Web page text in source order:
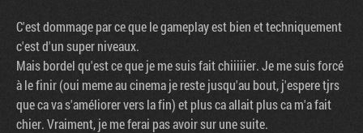
C'est dommage par ce que le gameplay est bien et techniquement
c'est d'un super niveaux.
Mais bordel qu'est ce que je me suis fait chiiiiier. Je me suis forcé
à le finir (oui meme au cinema je reste jusqu'au bout, j'espere tjrs
que ca va s'améliorer vers la fin) et plus ca allait plus ca m'a fait
chier. Vraiment, je me ferai pas avoir sur une suite.